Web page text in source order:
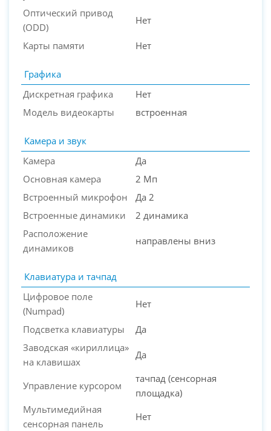
Оптический привод
(ODD)
Нет
Карты памяти Нет
Графика
Дискретная графика
Нет
Модель видеокарты
встроенная
Камера и звук
Камера
Да
Основная камера
2 Мп
Встроенный микрофон
Да 2
Встроенные динамики
2 динамика
Расположение
динамиков
направлены вниз
Клавиатура и тачпад
Цифровое поле
(Numpad)
Нет
Подсветка клавиатуры
Да
Заводская «кириллица»
на клавишах
Да
Управление курсором
тачпад (сенсорная
площадка)
Мультимедийная
сенсорная панель
Нет